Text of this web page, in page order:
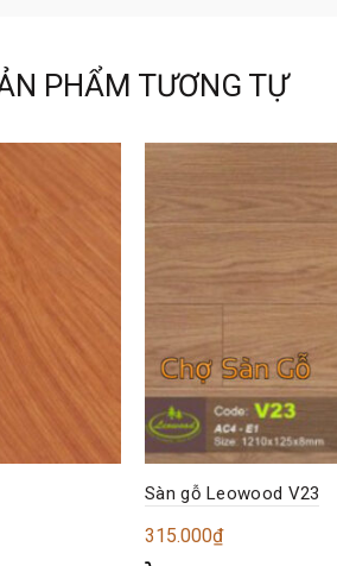
PHẨM TƯƠNG TỰ
Sàn gỗ Leowood V23
315.000₫